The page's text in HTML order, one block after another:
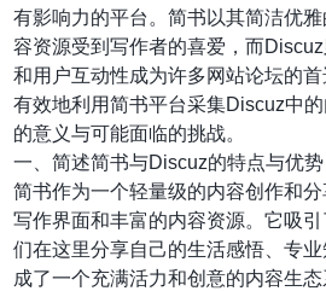
有影响力的平台。简书以其简洁优
容资源受到写作者的喜爱，而
和用户互动性成为许多网站论坛的
有效地利用简书平台采集Discuz中
的意义与可能面临的挑战。
一、简述简书与Discuz的特点与优势
简书作为一个轻量级的内容创作和
写作界面和丰富的内容资源。它吸
们在这里分享自己的生活感悟、专
成了一个充满活力和创意的内容生态